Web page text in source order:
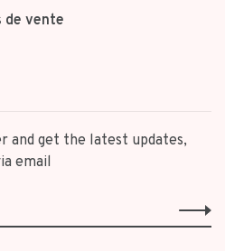
de vente
and get the latest updates,
email